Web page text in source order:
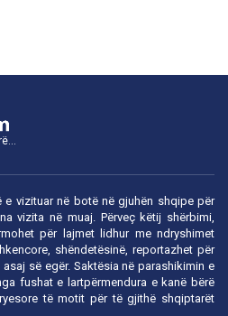
vizituar në botë në gjuhën shqipe për
vizita në muaj. Përveç këtij shërbimi,
për lajmet lidhur me ndryshimet
shëndetësinë, reportazhet për
së egër. Saktësia në parashikimin e
fushat e lartpërmendura e kanë bërë
të motit për të gjithë shqiptarët